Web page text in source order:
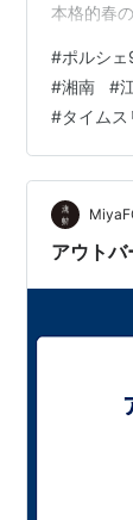
本格的春
が重なり
大きく様
と、言う
ませう！
三月の奇
#ポルシェ
#湘南 #
#タイム
アウト